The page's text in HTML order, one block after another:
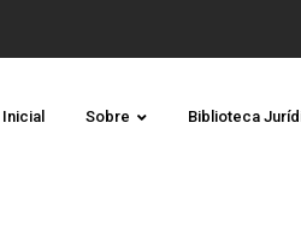
Sobre Biblioteca